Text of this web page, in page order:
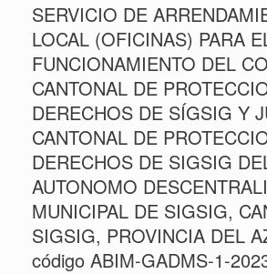
SERVICIO DE
LOCAL (OFICINAS) PARA
FUNCIONAMIENTO DEL
CANTONAL DE
DERECHOS DE SÍGSIG Y
CANTONAL DE
DERECHOS DE SIGSIG
AUTONOMO
MUNICIPAL DE SIGSIG,
SIGSIG, PROVINCIA DEL
código ABIM-GADMS-1-